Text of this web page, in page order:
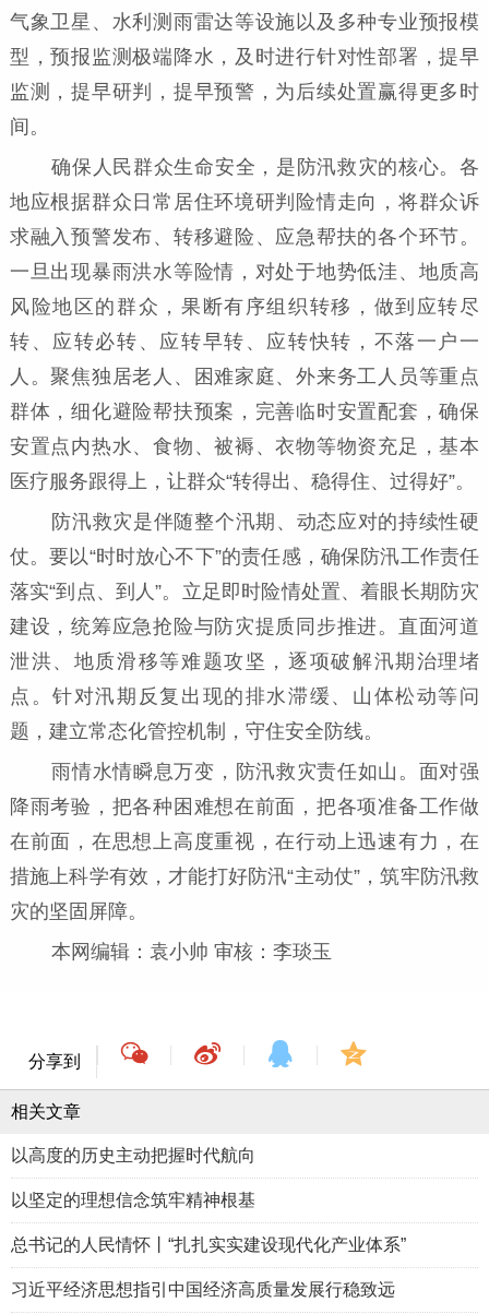
气象卫星、水利测雨雷达等设施以及多种专业预报模
型，预报监测极端降水，及时进行针对性部署，提早
监测，提早研判，提早预警，为后续处置赢得更多时
间。
确保人民群众生命安全，是防汛救灾的核心。各
地应根据群众日常居住环境研判险情走向，将群众诉
求融入预警发布、转移避险、应急帮扶的各个环节。
一旦出现暴雨洪水等险情，对处于地势低洼、地质高
风险地区的群众，果断有序组织转移，做到应转尽
转、应转必转、应转早转、应转快转，不落一户一
人。聚焦独居老人、困难家庭、外来务工人员等重点
群体，细化避险帮扶预案，完善临时安置配套，确保
安置点内热水、食物、被褥、衣物等物资充足，基本
医疗服务跟得上，让群众“转得出、稳得住、过得好”。
防汛救灾是伴随整个汛期、动态应对的持续性硬
仗。要以“时时放心不下”的责任感，确保防汛工作责任
落实“到点、到人”。立足即时险情处置、着眼长期防灾
建设，统筹应急抢险与防灾提质同步推进。直面河道
泄洪、地质滑移等难题攻坚，逐项破解汛期治理堵
点。针对汛期反复出现的排水滞缓、山体松动等问
题，建立常态化管控机制，守住安全防线。
雨情水情瞬息万变，防汛救灾责任如山。面对强
降雨考验，把各种困难想在前面，把各项准备工作做
在前面，在思想上高度重视，在行动上迅速有力，在
措施上科学有效，才能打好防汛“主动仗”，筑牢防汛救
灾的坚固屏障。
本网编辑：袁小帅 审核：李琰玉
分享到
相关文章
以高度的历史主动把握时代航向
以坚定的理想信念筑牢精神根基
总书记的人民情怀丨“扎扎实实建设现代化产业体系”
习近平经济思想指引中国经济高质量发展行稳致远